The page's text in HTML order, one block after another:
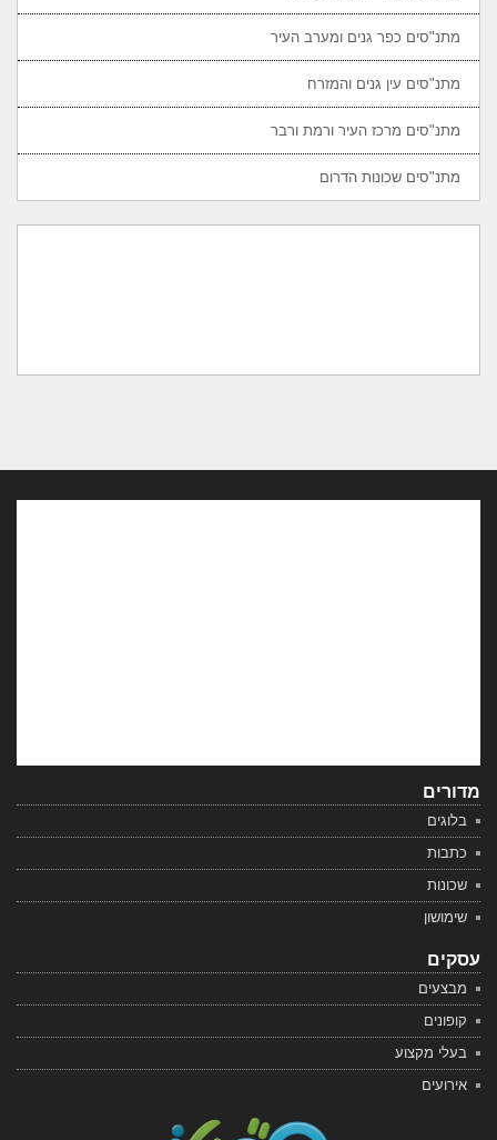
מתנ"סים כפר גנים ומערב העיר
מתנ"סים עין גנים והמזרח
מתנ"סים מרכז העיר ורמת ורבר
מתנ"סים שכונות הדרום
מדורים
בלוגים
כתבות
שכונות
שימושון
עסקים
מבצעים
קופונים
בעלי מקצוע
אירועים